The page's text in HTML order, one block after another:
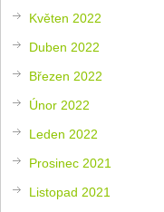
Květen 2022
Duben 2022
Březen 2022
Únor 2022
Leden 2022
Prosinec 2021
Listopad 2021